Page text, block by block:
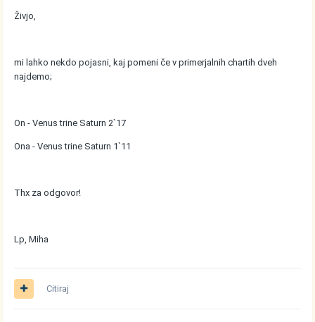
Živjo,
mi lahko nekdo pojasni, kaj pomeni če v primerjalnih chartih dveh
najdemo;
On - Venus trine Saturn 2`17
Ona - Venus trine Saturn 1`11
Thx za odgovor!
Lp, Miha
Citiraj